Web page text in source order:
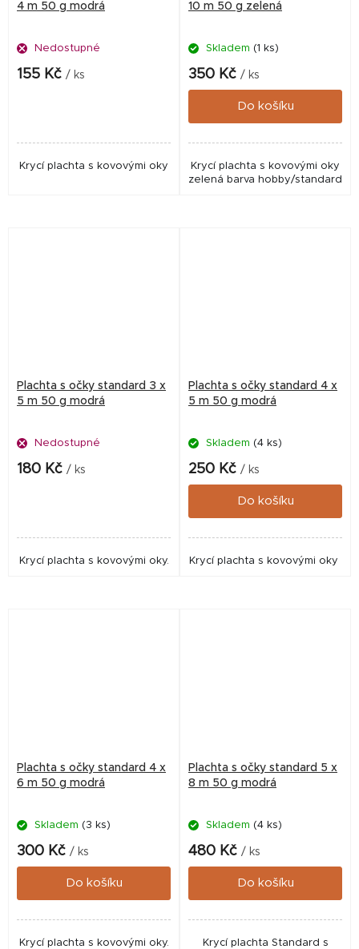
4 m 50 g modrá
Nedostupné
155 Kč / ks
Krycí plachta s kovovými oky
10 m 50 g zelená
Skladem (1 ks)
350 Kč / ks
Do košíku
Krycí plachta s kovovými oky
zelená barva hobby/standard
Plachta s očky standard 3 x
5 m 50 g modrá
Nedostupné
180 Kč / ks
Krycí plachta s kovovými oky.
Plachta s očky standard 4 x
5 m 50 g modrá
Skladem (4 ks)
250 Kč / ks
Do košíku
Krycí plachta s kovovými oky
Plachta s očky standard 4 x
6 m 50 g modrá
Skladem (3 ks)
300 Kč / ks
Do košíku
Krycí plachta s kovovými oky.
Plachta s očky standard 5 x
8 m 50 g modrá
Skladem (4 ks)
480 Kč / ks
Do košíku
Krycí plachta Standard s